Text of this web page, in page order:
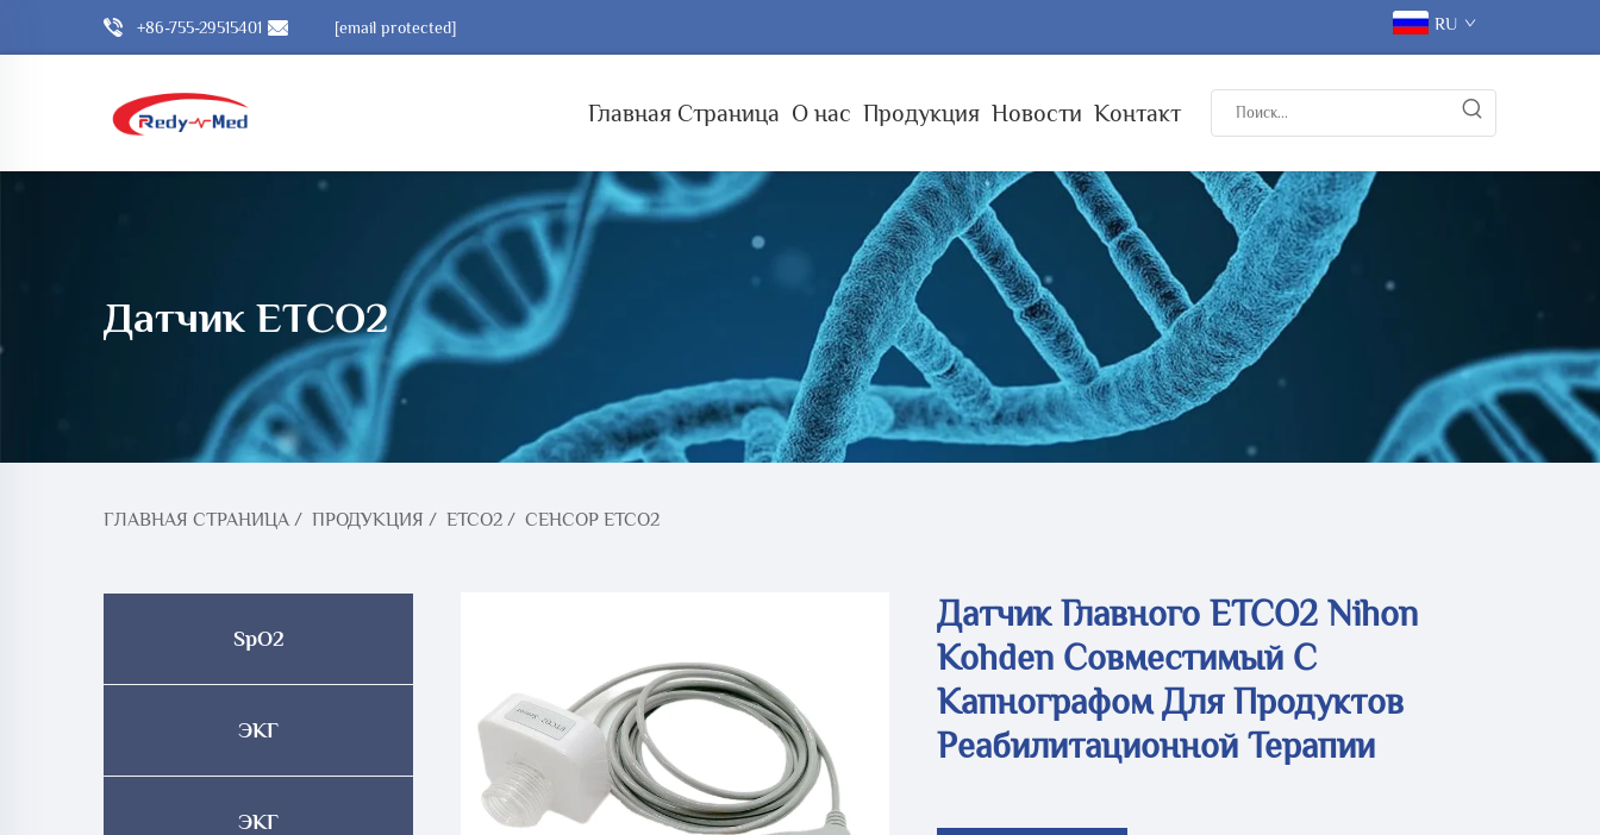
+86-755-29515401 [email protected] RU
Главная Страница О нас Продукция Новости Контакт
Датчик ETCO2
ГЛАВНАЯ СТРАНИЦА/ ПРОДУКЦИЯ / ETCO2 / СЕНСОР ETCO2
SpO2
ЭКГ
ЭКГ
Датчик Главного ETCO2 Nihon
Kohden Совместимый С
Капнографом Для Продуктов
Реабилитационной Терапии